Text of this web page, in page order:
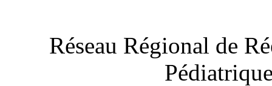
Réseau Régional de